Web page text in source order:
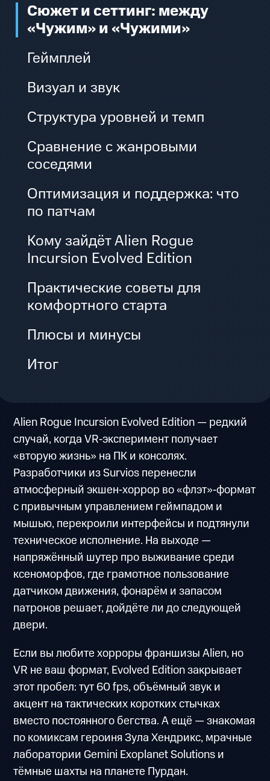
Сюжет и сеттинг: между
«Чужим» и «Чужими»
Геймплей
Визуал и звук
Структура уровней и темп
Сравнение с жанровыми
соседями
Оптимизация и поддержка: что
по патчам
Кому зайдёт Alien Rogue
Incursion Evolved Edition
Практические советы для
комфортного старта
Плюсы и минусы
Итог
Alien Rogue Incursion Evolved Edition — редкий
случай, когда VR‑эксперимент получает
«вторую жизнь» на ПК и консолях.
Разработчики из Survios перенесли
атмосферный экшен‑хоррор во «флэт»‑формат
с привычным управлением геймпадом и
мышью, перекроили интерфейсы и подтянули
техническое исполнение. На выходе —
напряжённый шутер про выживание среди
ксеноморфов, где грамотное пользование
датчиком движения, фонарём и запасом
патронов решает, дойдёте ли до следующей
двери.
Если вы любите хорроры франшизы Alien, но
VR не ваш формат, Evolved Edition закрывает
этот пробел: тут 60 fps, объёмный звук и
акцент на тактических коротких стычках
вместо постоянного бегства. А ещё — знакомая
по комиксам героиня Зула Хендрикс, мрачные
лаборатории Gemini Exoplanet Solutions и
тёмные шахты на планете Пурдан.